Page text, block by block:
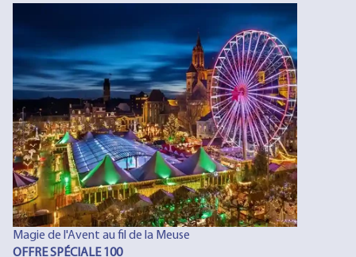
Magie de l'Avent au fil de la Meuse
OFFRE SPÉCIALE 100